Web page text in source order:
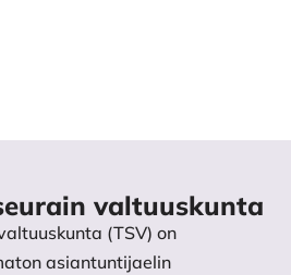
valtuuskunta
(TSV) on
asiantuntijaelin